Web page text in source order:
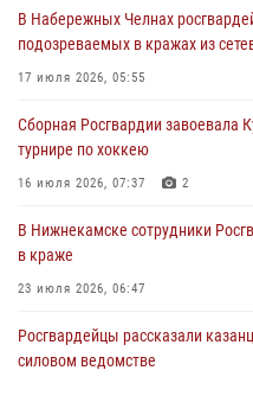
23 июля 2026, 06:47
В Казани Росгвардия приняла
22 июля 2026, 07:41
В Набережных Челнах
подозреваемых в кражах из
17 июля 2026, 05:55
Сборная Росгвардии завоевала
турнире по хоккею
16 июля 2026, 07:37 2
В Нижнекамске сотрудники
в краже
23 июля 2026, 06:47
Росгвардейцы рассказали
силовом ведомстве